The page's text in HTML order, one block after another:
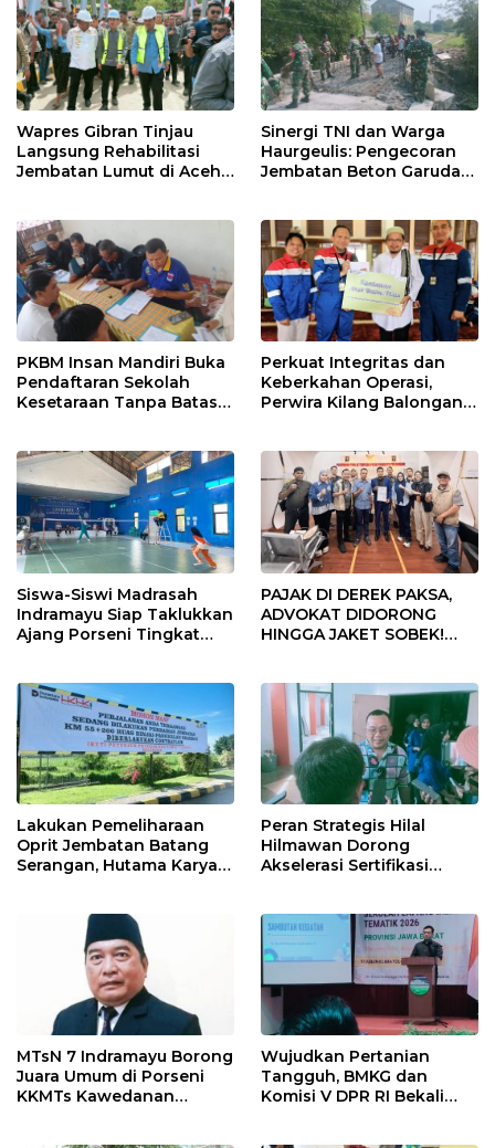
Wapres Gibran Tinjau
Langsung Rehabilitasi
Jembatan Lumut di Aceh
Sinergi TNI dan Warga
Haurgeulis: Pengecoran
Jembatan Beton Garuda
PKBM Insan Mandiri Buka
Pendaftaran Sekolah
Kesetaraan Tanpa Batas
Perkuat Integritas dan
Keberkahan Operasi,
Perwira Kilang Balongan
Siswa-Siswi Madrasah
Indramayu Siap Taklukkan
Ajang Porseni Tingkat
PAJAK DI DEREK PAKSA,
ADVOKAT DIDORONG
HINGGA JAKET SOBEK!
Pekanbaru!
Lakukan Pemeliharaan
Oprit Jembatan Batang
Serangan, Hutama Karya
Peran Strategis Hilal
Hilmawan Dorong
Akselerasi Sertifikasi
Indramayu
MTsN 7 Indramayu Borong
Juara Umum di Porseni
KKMTs Kawedanan
Wujudkan Pertanian
Tangguh, BMKG dan
Komisi V DPR RI Bekali